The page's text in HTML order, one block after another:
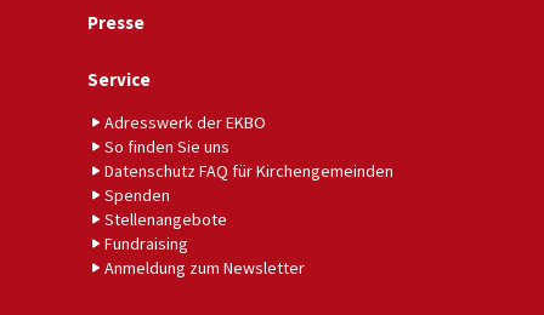
Presse
Service
Adresswerk der EKBO
So finden Sie uns
Datenschutz FAQ für Kirchengemeinden
Spenden
Stellenangebote
Fundraising
Anmeldung zum Newsletter